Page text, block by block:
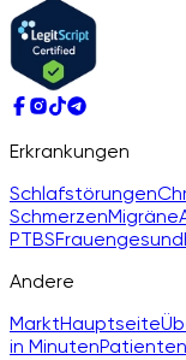
Erkrankungen
Schlafstörungen
SchmerzenMigräne
PTBS
Andere
MarktHauptseite
in Minuten